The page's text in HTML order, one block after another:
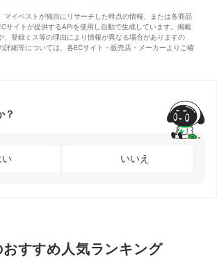
マイベストが独自にリサーチした時点の情報、または各商品
サイトが提供するAPIを使用し自動で生成しています。掲載
、登録ミス等の理由により情報が異なる場合がありますの
詳細等については、各ECサイト・販売店・メーカーよりご確
？
い いいえ
すすめ人気ランキング